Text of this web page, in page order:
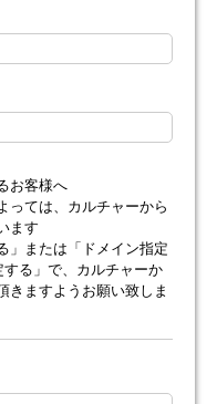
お客様へ
っては、カルチャーから
ます
」または「ドメイン指定
る」で、カルチャーか
きますようお願い致しま